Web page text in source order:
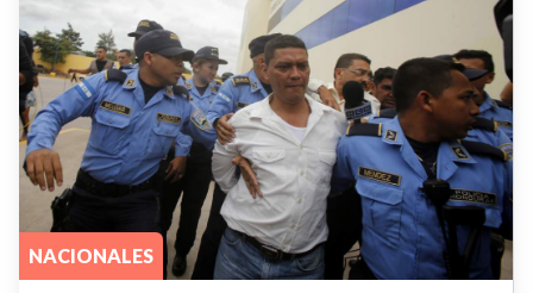
NACIONALES